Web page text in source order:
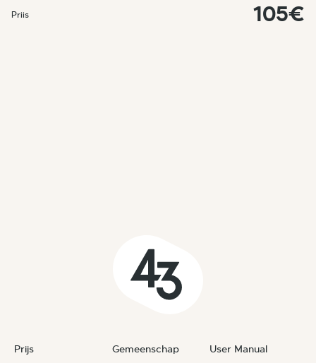
Priis 105€
Prijs Gemeenschap User Manual